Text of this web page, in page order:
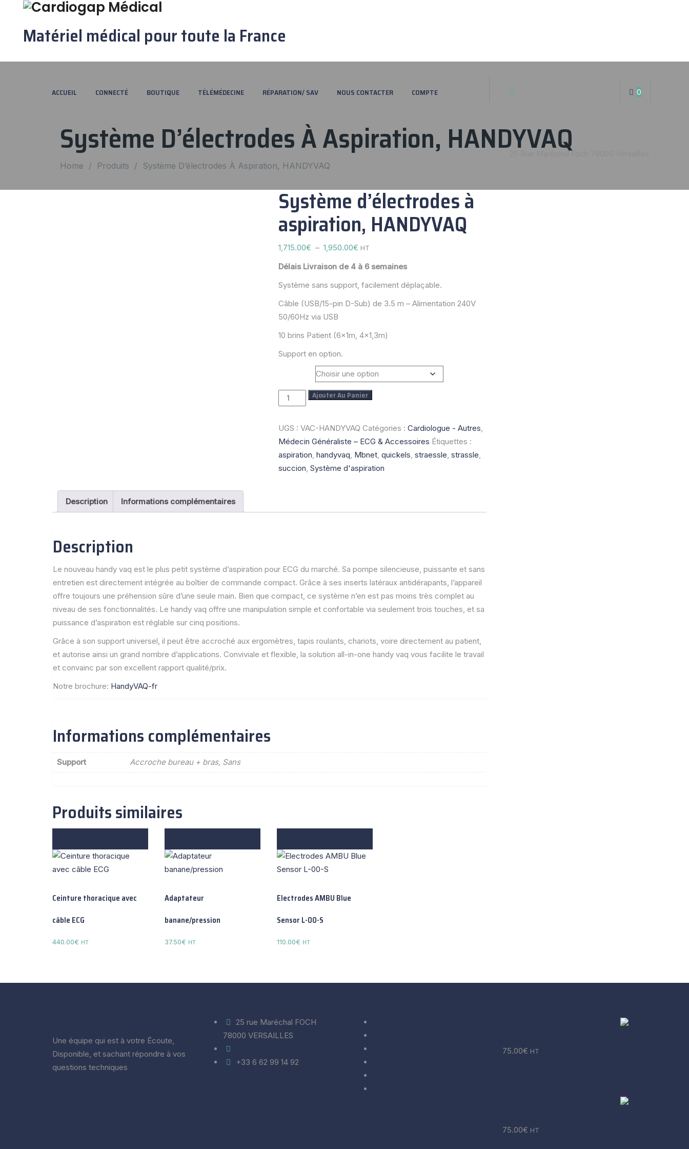
Matériel médical pour toute la France
0
25 Rue Maréchal Foch 78000 Versailles
ACCUEIL CONNECTÉ BOUTIQUE TÉLÉMÉDECINE RÉPARATION/ SAV NOUS CONTACTER COMPTE
Système D’électrodes À Aspiration, HANDYVAQ
Home / Produits / Système D’électrodes À Aspiration, HANDYVAQ
Système d’électrodes à
aspiration, HANDYVAQ
1,715.00€ – 1,950.00€Plage
1,715.00€
à
HT
Délais Livraison de 4 à 6 semaines
Système sans support, facilement déplaçable.
Câble (USB/15-pin D-Sub) de 3.5 m – Alimentation 240V
50/60Hz via USB
10 brins Patient (6x1m, 4×1,3m)
Support en option.
quantité
de
aspiration,
HANDYVAQ
Ajouter Au Panier
UGS : VAC-HANDYVAQ Catégories : Cardiologue - Autres,
Médecin Généraliste – ECG & Accessoires Étiquettes :
aspiration, handyvaq, Mbnet, quickels, straessle, strassle,
succion, Système d'aspiration
Description Informations complémentaires
Description
Le nouveau handy vaq est le plus petit système d’aspiration pour ECG du marché. Sa pompe silencieuse, puissante et sans
entretien est directement intégrée au boîtier de commande compact. Grâce à ses inserts latéraux antidérapants, l’appareil
offre toujours une préhension sûre d’une seule main. Bien que compact, ce système n’en est pas moins très complet au
niveau de ses fonctionnalités. Le handy vaq offre une manipulation simple et confortable via seulement trois touches, et sa
puissance d’aspiration est réglable sur cinq positions.
Grâce à son support universel, il peut être accroché aux ergomètres, tapis roulants, chariots, voire directement au patient,
et autorise ainsi un grand nombre d’applications. Conviviale et flexible, la solution all-in-one handy vaq vous facilite le travail
et convainc par son excellent rapport qualité/prix.
Notre brochure: HandyVAQ-fr
Informations complémentaires
Support Accroche bureau + bras, Sans
Produits similaires
Ceinture thoracique avec
câble ECG
440.00€ HT
Adaptateur
banane/pression
37.50€ HT
Electrodes AMBU Blue
Sensor L-00-S
110.00€ HT
Une équipe qui est à votre Écoute,
Disponible, et sachant répondre à vos
questions techniques
25 rue Maréchal FOCH
78000 VERSAILLES
+33 6 62 99 14 92
75.00€ HT
75.00€ HT